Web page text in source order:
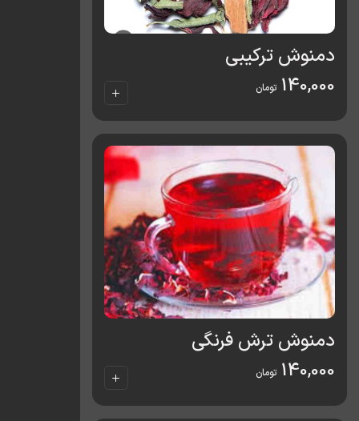
دمنوش ترکیبی
140,000 تومان
دمنوش ترش فرنگی
140,000 تومان